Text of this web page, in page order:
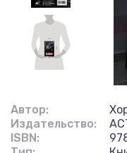
Автор:
Издательство:
ISBN: